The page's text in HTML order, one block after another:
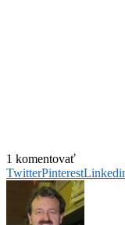
1 komentovať
TwitterPinterest